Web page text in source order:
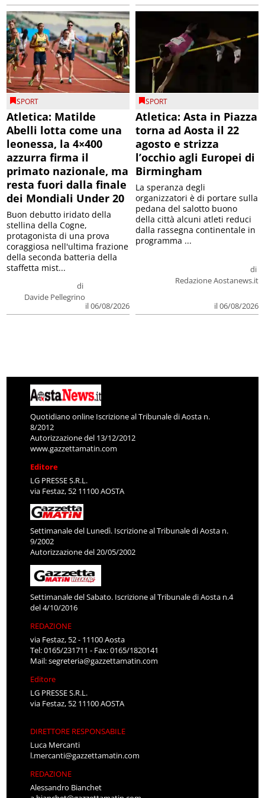
SPORT
Atletica: Matilde
Abelli lotta come una
leonessa, la 4×400
azzurra firma il
primato nazionale, ma
resta fuori dalla finale
dei Mondiali Under 20
di
Davide Pellegrino
il 06/08/2026
Buon debutto iridato della
stellina della Cogne,
protagonista di una prova
coraggiosa nell'ultima frazione
della seconda batteria della
staffetta mist...
SPORT
Atletica: Asta in Piazza
torna ad Aosta il 22
agosto e strizza
l’occhio agli Europei di
Birmingham
di
Redazione Aostanews.it
il 06/08/2026
La speranza degli
organizzatori è di portare sulla
pedana del salotto buono
della città alcuni atleti reduci
dalla rassegna continentale in
programma ...
Quotidiano online Iscrizione al Tribunale di Aosta n.
8/2012
Autorizzazione del 13/12/2012
www.gazzettamatin.com
Editore
LG PRESSE S.R.L.
via Festaz, 52 11100 AOSTA
Settimanale del Lunedì. Iscrizione al Tribunale di Aosta n.
9/2002
Autorizzazione del 20/05/2002
Settimanale del Sabato. Iscrizione al Tribunale di Aosta n.4
del 4/10/2016
REDAZIONE
via Festaz, 52 - 11100 Aosta
Tel: 0165/231711 - Fax: 0165/1820141
Mail:segreteria@gazzettamatin.com
Editore
LG PRESSE S.R.L.
via Festaz, 52 11100 AOSTA
DIRETTORE RESPONSABILE
Luca Mercanti
l.mercanti@gazzettamatin.com
REDAZIONE
Alessandro Bianchet